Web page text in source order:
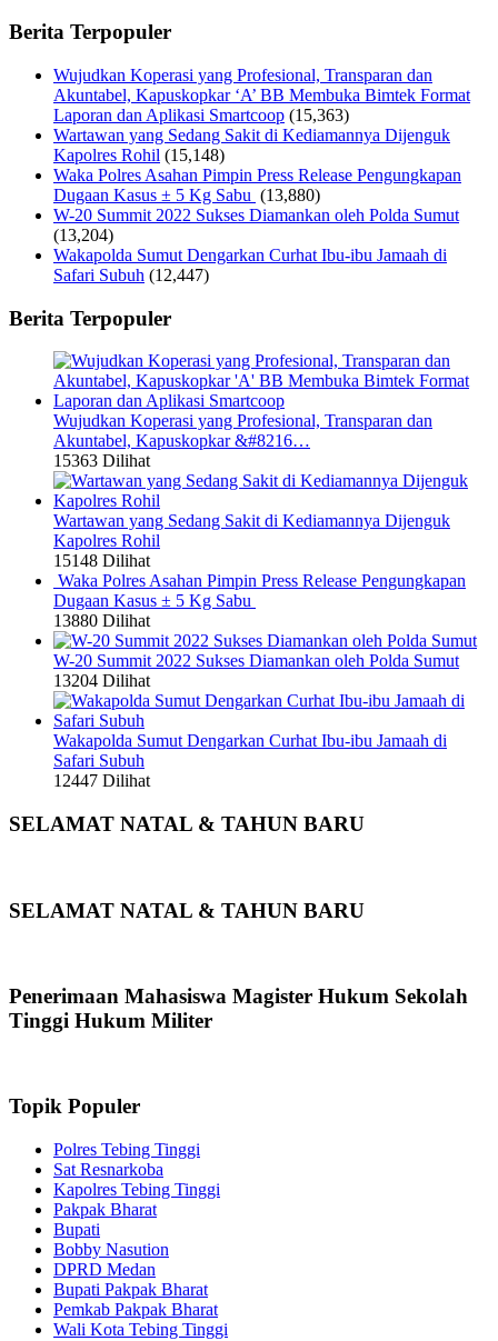
Berita Terpopuler
Wujudkan Koperasi yang Profesional, Transparan dan
Akuntabel, Kapuskopkar ‘A’ BB Membuka Bimtek Format
Laporan dan Aplikasi Smartcoop (15,363)
Wartawan yang Sedang Sakit di Kediamannya Dijenguk
Kapolres Rohil (15,148)
Waka Polres Asahan Pimpin Press Release Pengungkapan
Dugaan Kasus ± 5 Kg Sabu (13,880)
W-20 Summit 2022 Sukses Diamankan oleh Polda Sumut
(13,204)
Wakapolda Sumut Dengarkan Curhat Ibu-ibu Jamaah di
Safari Subuh (12,447)
Berita Terpopuler
Wujudkan Koperasi yang Profesional, Transparan dan
Akuntabel, Kapuskopkar &#8216…
15363 Dilihat
Wartawan yang Sedang Sakit di Kediamannya Dijenguk
Kapolres Rohil
15148 Dilihat
Waka Polres Asahan Pimpin Press Release Pengungkapan
Dugaan Kasus ± 5 Kg Sabu
13880 Dilihat
W-20 Summit 2022 Sukses Diamankan oleh Polda Sumut
13204 Dilihat
Wakapolda Sumut Dengarkan Curhat Ibu-ibu Jamaah di
Safari Subuh
12447 Dilihat
SELAMAT NATAL & TAHUN BARU
SELAMAT NATAL & TAHUN BARU
Penerimaan Mahasiswa Magister Hukum Sekolah
Tinggi Hukum Militer
Topik Populer
Polres Tebing Tinggi
Sat Resnarkoba
Kapolres Tebing Tinggi
Pakpak Bharat
Bupati
Bobby Nasution
DPRD Medan
Bupati Pakpak Bharat
Pemkab Pakpak Bharat
Wali Kota Tebing Tinggi